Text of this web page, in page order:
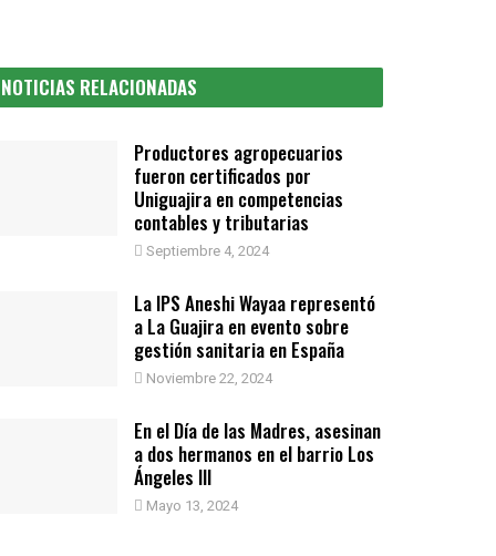
NOTICIAS RELACIONADAS
Productores agropecuarios
fueron certificados por
Uniguajira en competencias
contables y tributarias
Septiembre 4, 2024
La IPS Aneshi Wayaa representó
a La Guajira en evento sobre
gestión sanitaria en España
Noviembre 22, 2024
En el Día de las Madres, asesinan
a dos hermanos en el barrio Los
Ángeles III
Mayo 13, 2024